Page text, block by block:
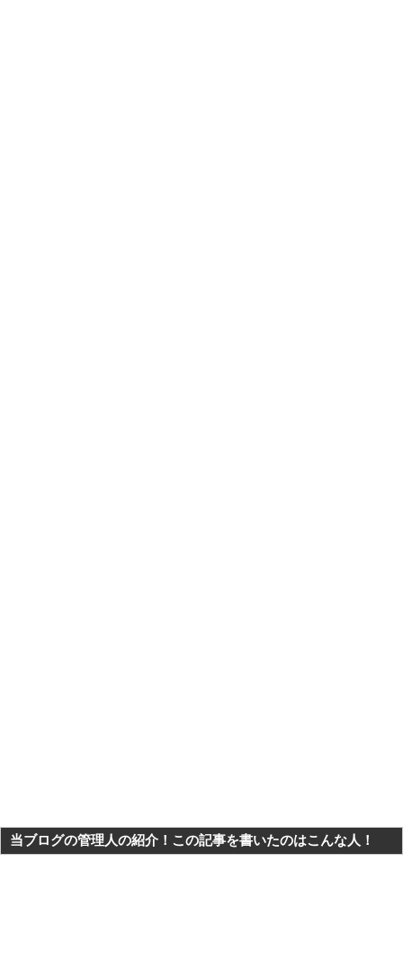
当ブログの管理人の紹介！この記事を書いたのはこんな人！